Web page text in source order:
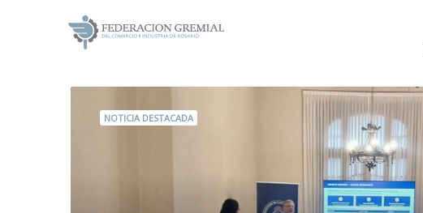
NOTICIA DESTACADA